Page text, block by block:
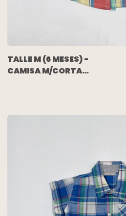
TALLE M (6 MESES) -
CAMISA M/CORTA